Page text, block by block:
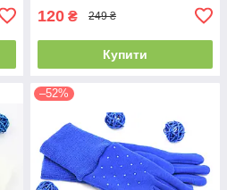
120 ₴ 249 ₴
Купити
–52%